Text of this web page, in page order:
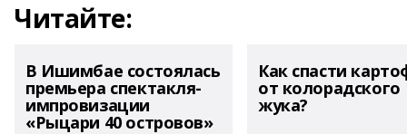
Читайте:
В Ишимбае состоялась
премьера спектакля-
импровизации
«Рыцари 40 островов»
Как спасти
от колорадского
жука?